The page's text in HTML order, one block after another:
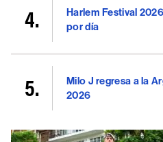
Harlem Festival
por día
Milo J regresa a la
2026